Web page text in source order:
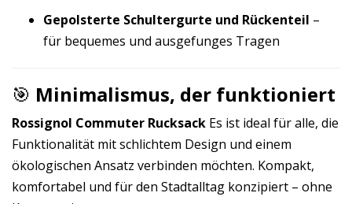
Gepolsterte Schultergurte und Rückenteil –
für bequemes und ausgefunges Tragen
🎯 Minimalismus, der funktioniert
Rossignol Commuter Rucksack Es ist ideal für alle, die
Funktionalität mit schlichtem Design und einem
ökologischen Ansatz verbinden möchten. Kompakt,
komfortabel und für den Stadtalltag konzipiert – ohne